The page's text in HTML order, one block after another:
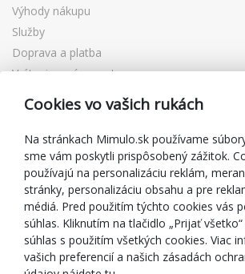
Výhody nákupu
Služby
Doprava a platba
Vrátenie a výmena tovaru
Reklamácia
Darčekové poukážky
Zľavové kupóny
Blog
O predajcovi
Mimulo.sk
Obchodné podmienky
Ochrana osobných údajov GDPR
Cookies vo vašich rukách
Na stránkach Mimulo.sk používame
sme vám poskytli prispôsobený zážitok.
používajú na personalizáciu reklám,
stránky, personalizáciu obsahu a pre
médiá. Pred použitím týchto cookies vás
súhlas. Kliknutím na tlačidlo „Prijať
súhlas s použitím všetkých cookies. Viac
vašich preferencií a našich zásadách